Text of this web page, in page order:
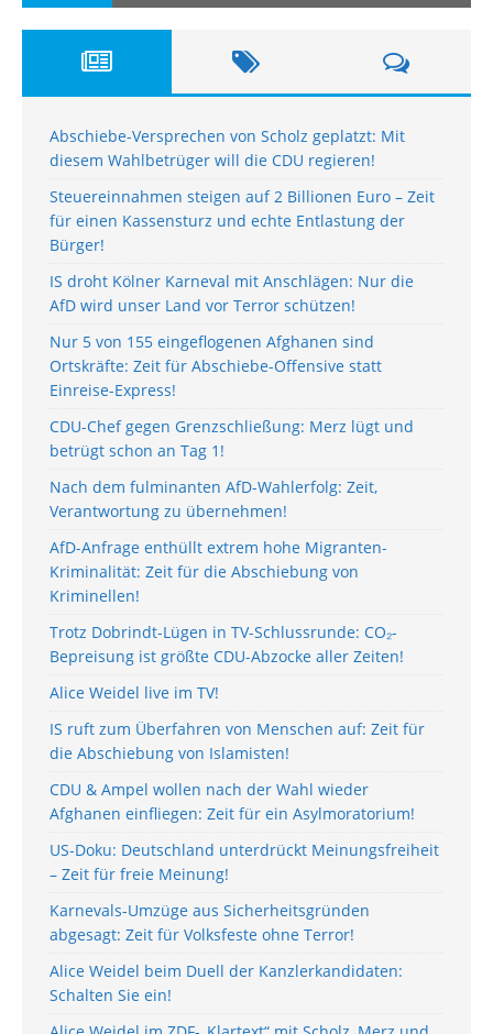
Abschiebe-Versprechen von Scholz geplatzt: Mit
diesem Wahlbetrüger will die CDU regieren!
Steuereinnahmen steigen auf 2 Billionen Euro – Zeit
für einen Kassensturz und echte Entlastung der
Bürger!
IS droht Kölner Karneval mit Anschlägen: Nur die
AfD wird unser Land vor Terror schützen!
Nur 5 von 155 eingeflogenen Afghanen sind
Ortskräfte: Zeit für Abschiebe-Offensive statt
Einreise-Express!
CDU-Chef gegen Grenzschließung: Merz lügt und
betrügt schon an Tag 1!
Nach dem fulminanten AfD-Wahlerfolg: Zeit,
Verantwortung zu übernehmen!
AfD-Anfrage enthüllt extrem hohe Migranten-
Kriminalität: Zeit für die Abschiebung von
Kriminellen!
Trotz Dobrindt-Lügen in TV-Schlussrunde: CO₂-
Bepreisung ist größte CDU-Abzocke aller Zeiten!
Alice Weidel live im TV!
IS ruft zum Überfahren von Menschen auf: Zeit für
die Abschiebung von Islamisten!
CDU & Ampel wollen nach der Wahl wieder
Afghanen einfliegen: Zeit für ein Asylmoratorium!
US-Doku: Deutschland unterdrückt Meinungsfreiheit
– Zeit für freie Meinung!
Karnevals-Umzüge aus Sicherheitsgründen
abgesagt: Zeit für Volksfeste ohne Terror!
Alice Weidel beim Duell der Kanzlerkandidaten:
Schalten Sie ein!